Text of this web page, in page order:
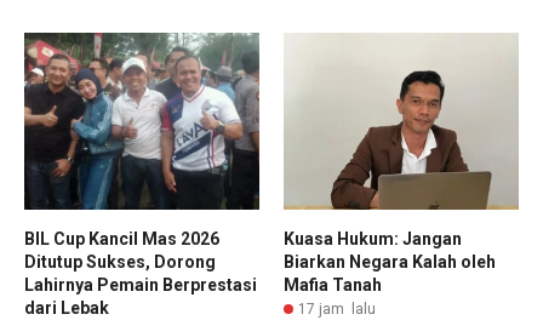
BIL Cup Kancil Mas 2026
Ditutup Sukses, Dorong
Lahirnya Pemain Berprestasi
dari Lebak
Kuasa Hukum: Jangan
Biarkan Negara Kalah oleh
Mafia Tanah
17 jam lalu